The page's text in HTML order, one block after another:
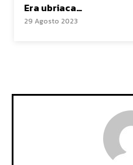
Era ubriaca…
29 Agosto 2023